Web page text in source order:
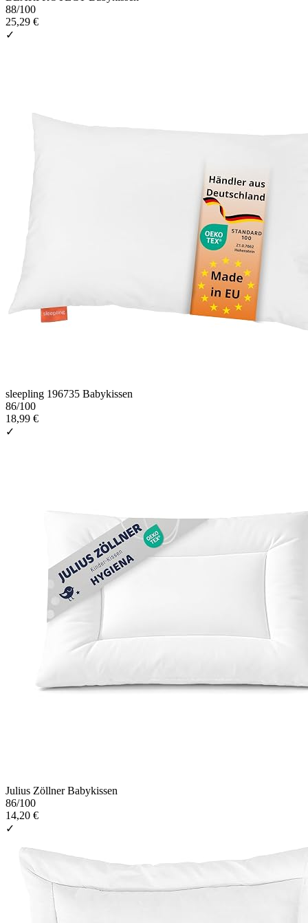
88/100
25,29 €
✓
sleepling 196735 Babykissen
86/100
18,99 €
✓
Julius Zöllner Babykissen
86/100
14,20 €
✓